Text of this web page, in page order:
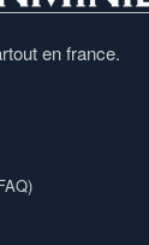
en france.